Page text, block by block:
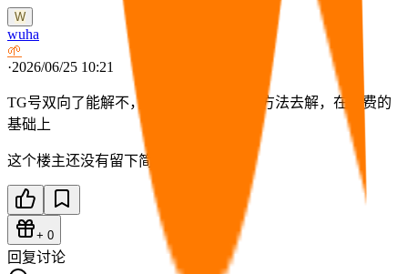
W
wuha
🌱
·2026/06/25 10:21
TG号双向了能解不，各位大佬，有没有方法去解，在免费的
基础上
这个楼主还没有留下简介。
+ 0
回复讨论